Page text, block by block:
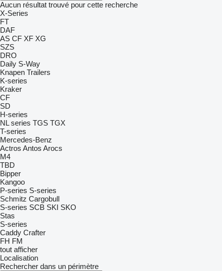
Aucun résultat trouvé pour cette recherche
X-Series
FT
DAF
AS CF XF XG
SZS
DRO
Daily S-Way
Knapen Trailers
K-series
Kraker
CF
SD
H-series
NL series TGS TGX
T-series
Mercedes-Benz
Actros Antos Arocs
M4
TBD
Bipper
Kangoo
P-series S-series
Schmitz Cargobull
S-series SCB SKI SKO
Stas
S-series
Caddy Crafter
FH FM
tout afficher
Localisation
Rechercher dans un périmètre